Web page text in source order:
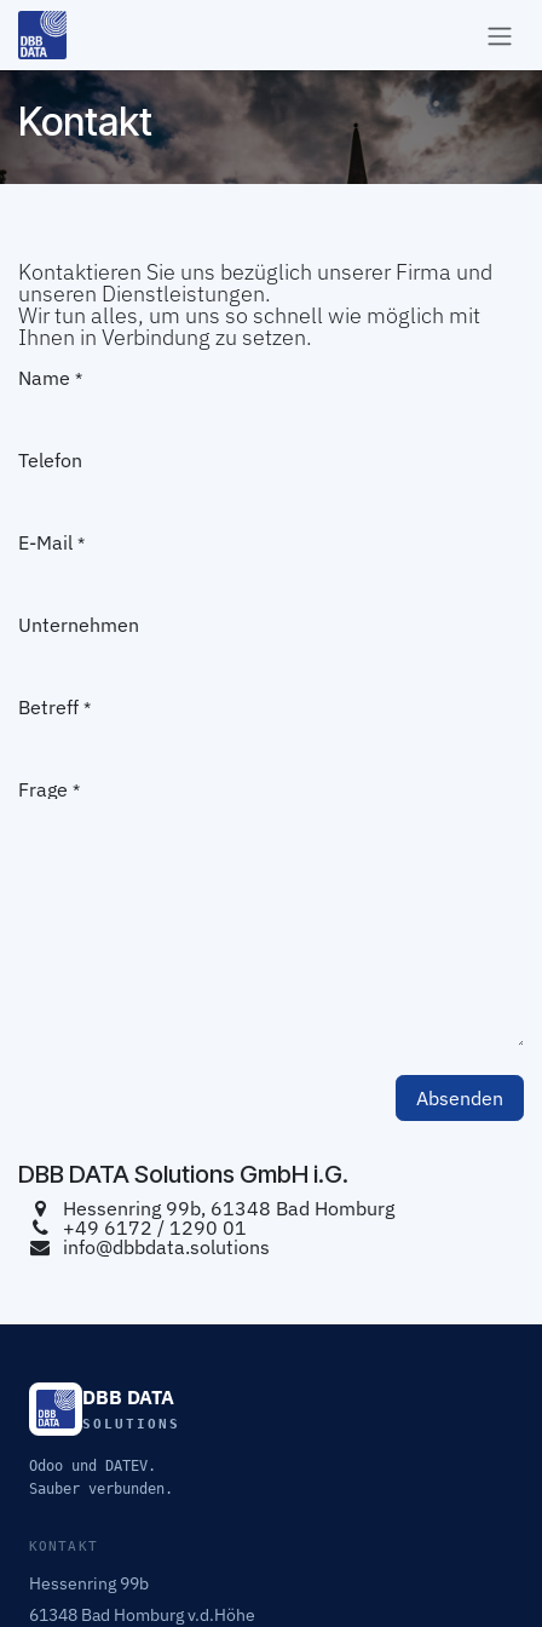
Zum Inhalt springen
Kontakt
Kontaktieren Sie uns bezüglich unserer Firma und
unseren Dienstleistungen.
Wir tun alles, um uns so schnell wie möglich mit
Ihnen in Verbindung zu setzen.
Name *
Telefon
E-Mail *
Unternehmen
Betreff *
Frage *
Absenden
DBB DATA Solutions GmbH i.G.
Hessenring 99b, 61348 Bad Homburg
+49 6172 / 1290 01
info@dbbdata.solutions
DBB DATA
SOLUTIONS
Odoo und DATEV.
Sauber verbunden.
KONTAKT
Hessenring 99b
61348 Bad Homburg v.d.Höhe